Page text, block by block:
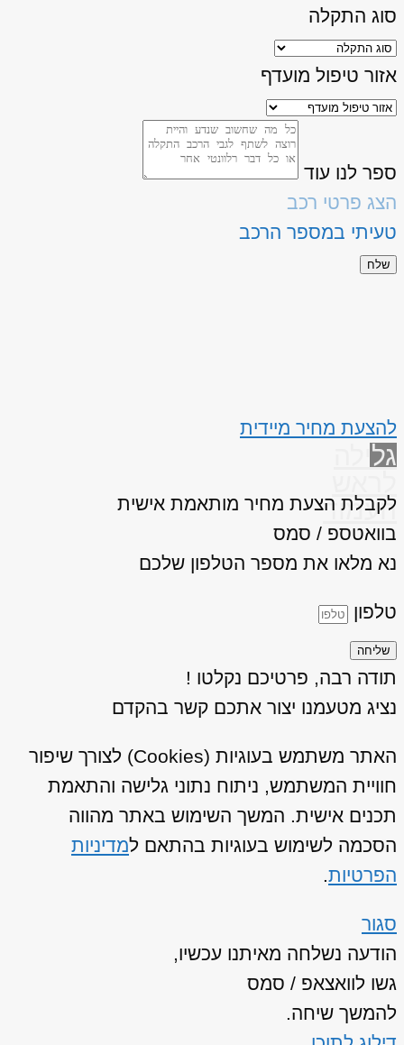
סוג התקלה
אזור טיפול מועדף
ספר לנו עוד
הצג פרטי רכב
טעיתי במספר הרכב
שלח
להצעת מחיר מיידית
גלילה
העמוד
לקבלת הצעת מחיר מותאמת אישית
בוואטספ / סמס
נא מלאו את מספר הטלפון שלכם
טלפון
שליחה
תודה רבה, פרטיכם נקלטו !
נציג מטעמנו יצור אתכם קשר בהקדם
האתר משתמש בעוגיות (Cookies) לצורך שיפור
חוויית המשתמש, ניתוח נתוני גלישה והתאמת
תכנים אישית. המשך השימוש באתר מהווה
הסכמה לשימוש בעוגיות בהתאם למדיניות
הפרטיות.
סגור
הודעה נשלחה מאיתנו עכשיו,
גשו לוואצאפ / סמס
להמשך שיחה.